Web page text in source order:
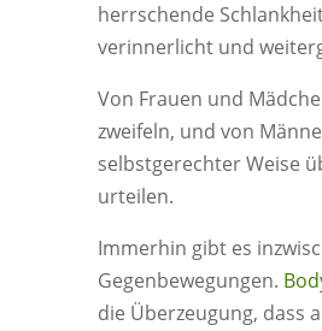
herrschende
verinnerlicht und
Von Frauen und
zweifeln, und von
selbstgerechter Weise
urteilen.
Immerhin gibt es
Gegenbewegungen.
die Überzeugung, dass